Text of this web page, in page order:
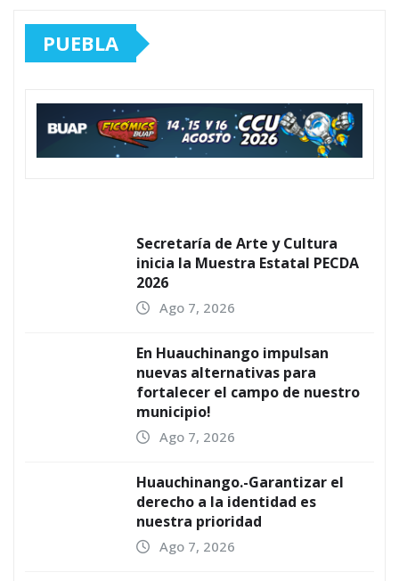
PUEBLA
Secretaría de Arte y Cultura
inicia la Muestra Estatal PECDA
2026
Ago 7, 2026
En Huauchinango impulsan
nuevas alternativas para
fortalecer el campo de nuestro
municipio!
Ago 7, 2026
Huauchinango.-Garantizar el
derecho a la identidad es
nuestra prioridad
Ago 7, 2026